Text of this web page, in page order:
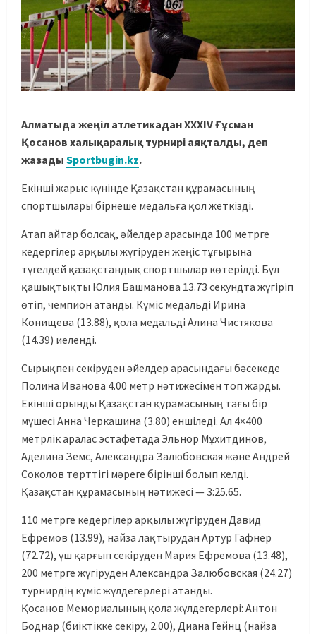
Алматыда жеңіл атлетикадан XXXIV Ғұсман
Қосанов халықаралық турнирі аяқталды, деп
жазады Sportbugin.kz.
Екінші жарыс күнінде Қазақстан құрамасының
спортшылары бірнеше медальға қол жеткізді.
Атап айтар болсақ, әйелдер арасында 100 метрге
кедергілер арқылы жүгіруден жеңіс тұғырына
түгелдей қазақстандық спортшылар көтерілді. Бұл
қашықтықты Юлия Башманова 13.73 секундта жүгіріп
өтіп, чемпион атанды. Күміс медальді Ирина
Конищева (13.88), қола медальді Алина Чистякова
(14.39) иеленді.
Сырықпен секіруден әйелдер арасындағы бәсекеде
Полина Иванова 4.00 метр нәтижесімен топ жарды.
Екінші орынды Қазақстан құрамасының тағы бір
мүшесі Анна Черкашина (3.80) еншіледі. Ал 4×400
метрлік аралас эстафетада Эльнор Мұхитдинов,
Аделина Земс, Александра Залюбовская және Андрей
Соколов төрттігі мәреге бірінші болып келді.
Қазақстан құрамасының нәтижесі — 3:25.65.
110 метрге кедергілер арқылы жүгіруден Давид
Ефремов (13.99), найза лақтырудан Артур Гафнер
(72.72), үш қарғып секіруден Мария Ефремова (13.48),
200 метрге жүгіруден Александра Залюбовская (24.27)
турнирдің күміс жүлдегерлері атанды.
Қосанов Мемориалының қола жүлдегерлері: Антон
Боднар (биіктікке секіру, 2.00), Диана Гейнц (найза